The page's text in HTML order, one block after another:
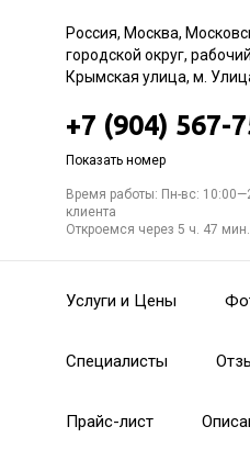
Россия, Москва,
городской округ,
Крымская улица, м.
+7 (904) 567-
Показать номер
Время работы: Пн-вс:
клиента
Откроемся через 5 ч. 47 мин.
Услуги и Цены
Специалисты
Прайс-лист